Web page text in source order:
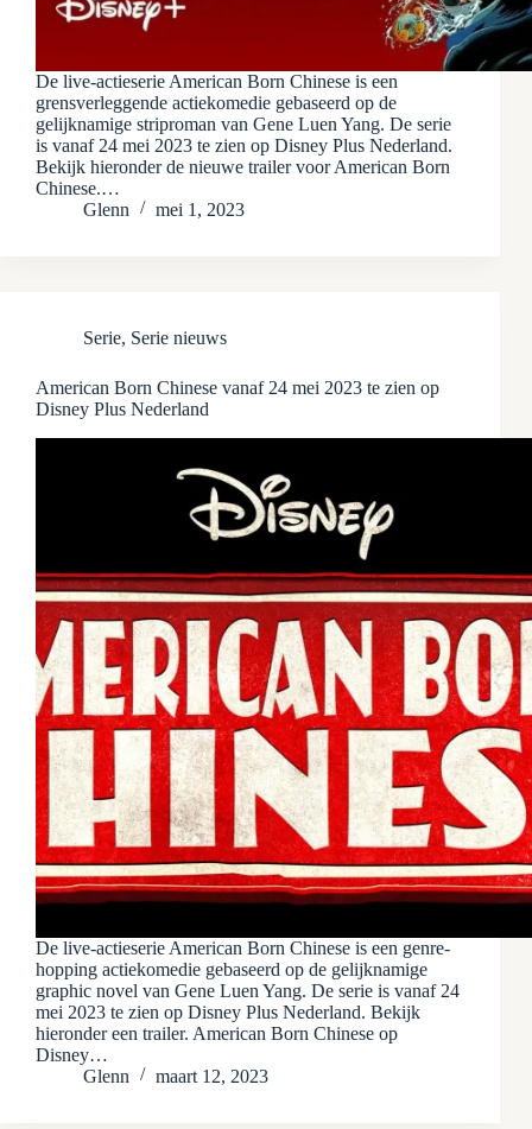
De live-actieserie American Born Chinese is een
grensverleggende actiekomedie gebaseerd op de
gelijknamige striproman van Gene Luen Yang. De serie
is vanaf 24 mei 2023 te zien op Disney Plus Nederland.
Bekijk hieronder de nieuwe trailer voor American Born
Chinese.…
Glenn
mei 1, 2023
Serie, Serie nieuws
American Born Chinese vanaf 24 mei 2023 te zien op
Disney Plus Nederland
De live-actieserie American Born Chinese is een genre-
hopping actiekomedie gebaseerd op de gelijknamige
graphic novel van Gene Luen Yang. De serie is vanaf 24
mei 2023 te zien op Disney Plus Nederland. Bekijk
hieronder een trailer. American Born Chinese op
Disney…
Glenn
maart 12, 2023